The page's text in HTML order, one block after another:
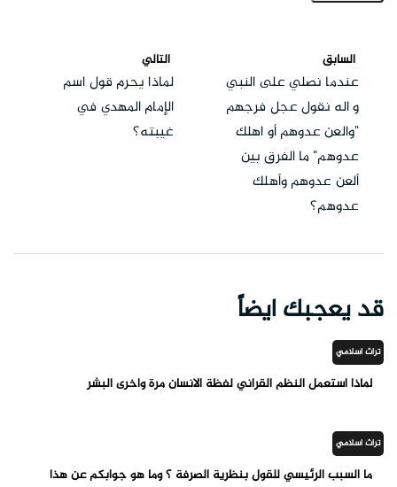
السابق
عندما نصلي على النبي
و اله نقول عجل فرجهم
"والعن عدوهم أو اهلك
عدوهم" ما الفرق بين
ألعن عدوهم وأهلك
عدوهم؟
التالي
لماذا يحرم قول اسم
الإمام المهدي في
غيبته؟
قد يعجبك ايضاً
تراث اسلامي
لماذا استعمل النظم القراني لفظة الانسان مرة واخرى البشر
تراث اسلامي
ما السبب الرئيسي للقول بنظرية الصرفة ؟ وما هو جوابكم عن هذا